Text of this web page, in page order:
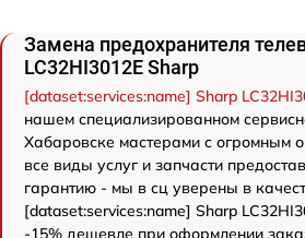
Замена предохранителя
LC32HI3012E Sharp
[dataset:services:name] Sharp
нашем специализированном
Хабаровске мастерами с огромным
все виды услуг и запчасти
гарантию - мы в сц уверены в
[dataset:services:name] Sharp
-15% дешевле при оформлении